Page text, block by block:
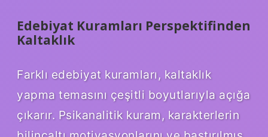
Edebiyat Kuramları Perspektifinden
Kaltaklık
Farklı edebiyat kuramları, kaltaklık
yapma temasını çeşitli boyutlarıyla açığa
çıkarır. Psikanalitik kuram, karakterlerin